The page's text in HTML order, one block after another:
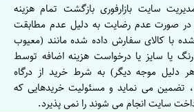
سایت بازارفوری بازگشت تمام هزینه
در صورت عدم رضایت به دلیل عدم مطابقت
با کالای سفارش داده شده مانند (معیوب
یا سایز یا درخواست هزینه اضافه توسط
دلیل موجه دیگر) به شرط خرید از درگاه
تضمین می نماید و مسئولیت خریدهایی که
سایت انجام می شوند را نمی پذیرد.